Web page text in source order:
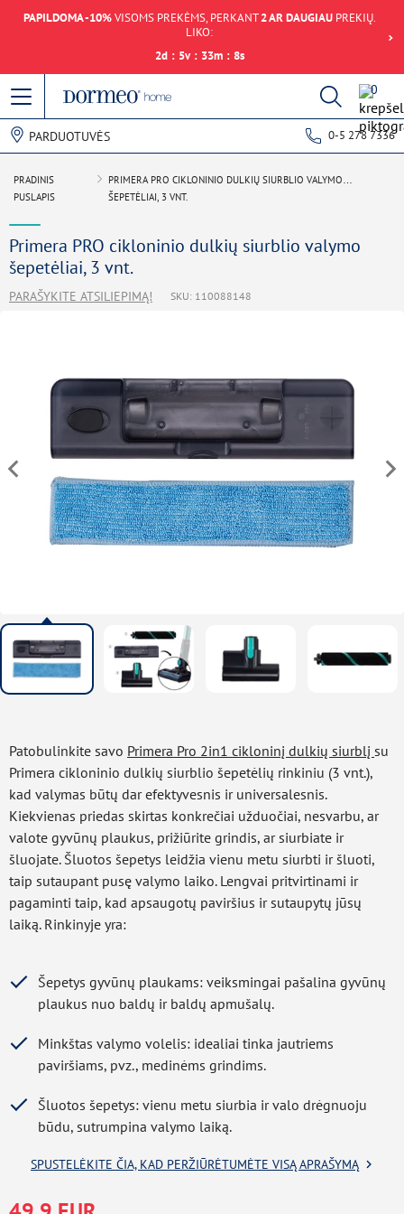
PAPILDOMA -10%VISOMS PREKĖMS, PERKANT2 AR DAUGIAUPREKIŲ.
LIKO:
2d : 5v : 33m : 8s
0
PARDUOTUVĖS 0-5 278 7336
PRADINIS
PUSLAPIS
PRIMERA PRO CIKLONINIO DULKIŲ SIURBLIO VALYMO
ŠEPETĖLIAI, 3 VNT.
Primera PRO cikloninio dulkių siurblio valymo
šepetėliai, 3 vnt.
PARAŠYKITE ATSILIEPIMĄ! SKU: 110088148
Patobulinkite savo Primera Pro 2in1 cikloninį dulkių siurblį su
Primera cikloninio dulkių siurblio šepetėlių rinkiniu (3 vnt.),
kad valymas būtų dar efektyvesnis ir universalesnis.
Kiekvienas priedas skirtas konkrečiai užduočiai, nesvarbu, ar
valote gyvūnų plaukus, prižiūrite grindis, ar siurbiate ir
šluojate. Šluotos šepetys leidžia vienu metu siurbti ir šluoti,
taip sutaupant pusę valymo laiko. Lengvai pritvirtinami ir
pagaminti taip, kad apsaugotų paviršius ir sutaupytų jūsų
laiką. Rinkinyje yra:
Šepetys gyvūnų plaukams: veiksmingai pašalina gyvūnų
plaukus nuo baldų ir baldų apmušalų.
Minkštas valymo volelis: idealiai tinka jautriems
paviršiams, pvz., medinėms grindims.
Šluotos šepetys: vienu metu siurbia ir valo drėgnuoju
būdu, sutrumpina valymo laiką.
SPUSTELĖKITE ČIA, KAD PERŽIŪRĖTUMĖTE VISĄ APRAŠYMĄ